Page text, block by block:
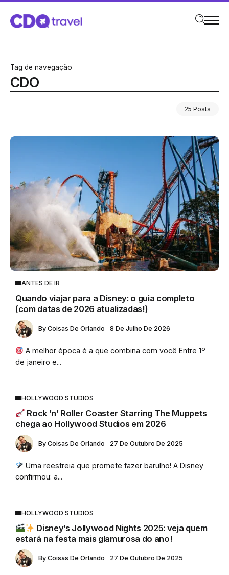
Tag de navegação
CDO
25 Posts
ANTES DE IR
Quando viajar para a Disney: o guia completo
(com datas de 2026 atualizadas!)
By Coisas De Orlando 8 De Julho De 2026
A melhor época é a que combina com você Entre 1º
de janeiro e...
HOLLYWOOD STUDIOS
Rock ’n’ Roller Coaster Starring The Muppets
chega ao Hollywood Studios em 2026
By Coisas De Orlando 27 De Outubro De 2025
Uma reestreia que promete fazer barulho! A Disney
confirmou: a...
HOLLYWOOD STUDIOS
Disney’s Jollywood Nights 2025: veja quem
estará na festa mais glamurosa do ano!
By Coisas De Orlando 27 De Outubro De 2025